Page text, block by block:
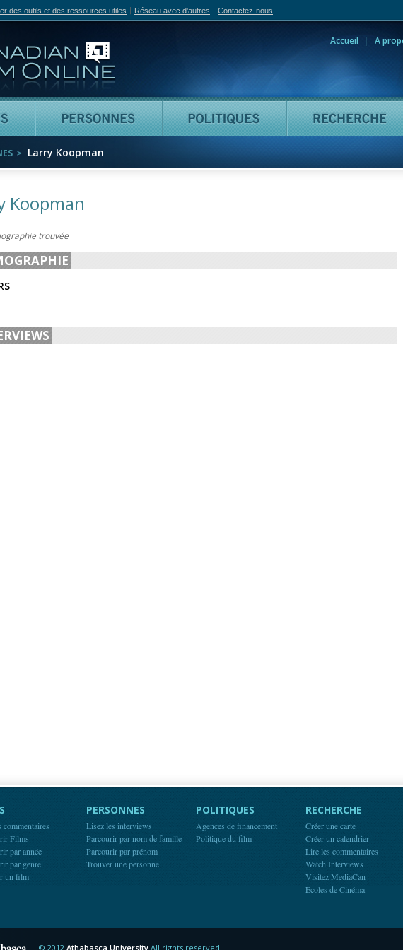
des outils et des ressources utiles Réseau avec d'autres Contactez-nous
Accueil A
Films Personnes Politiques
Larry Koopman
Koopman
trouvée
commentaires
Films
par année
par genre
un film
PERSONNES
Lisez les interviews
Parcourir par nom de famille
Parcourir par prénom
Trouver une personne
POLITIQUES
Agences de financement
Politique du film
RECHERCHE
Créer une carte
Créer un calendrier
Lire les commentaires
Watch Interviews
Visitez MediaCan
Ecoles de Cinéma
© 2012 Athabasca University All rights reserved.